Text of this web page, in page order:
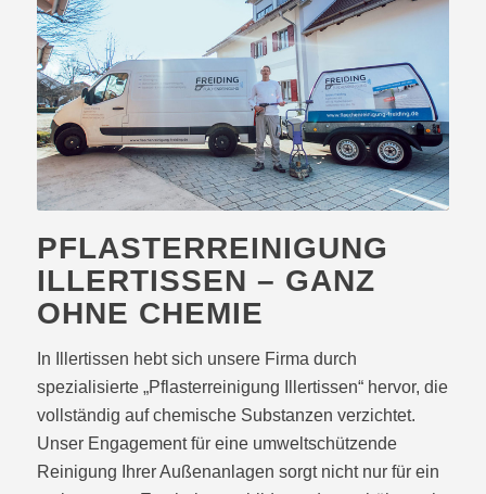
PFLASTERREINIGUNG
ILLERTISSEN – GANZ
OHNE CHEMIE
In Illertissen hebt sich unsere Firma durch
spezialisierte „Pflasterreinigung Illertissen“ hervor, die
vollständig auf chemische Substanzen verzichtet.
Unser Engagement für eine umweltschützende
Reinigung Ihrer Außenanlagen sorgt nicht nur für ein